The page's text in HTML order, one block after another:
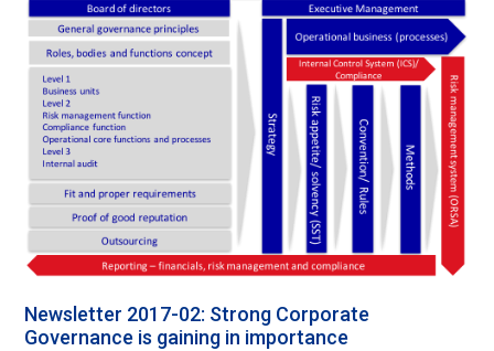
Newsletter 2017-02: Strong Corporate
Governance is gaining in importance